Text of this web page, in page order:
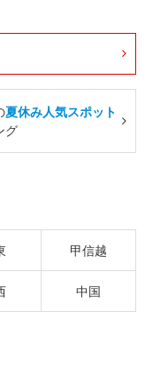
夏休み人気スポット
グ
甲信越
中国